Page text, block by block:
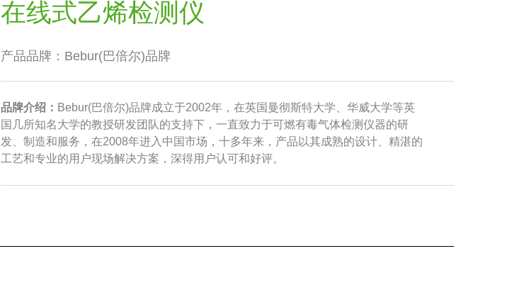
在线式乙烯检测仪
产品品牌： Bebur(巴倍尔)品牌
品牌介绍： Bebur(巴倍尔)品牌成立于2002年，在英国曼彻斯特大学、华威大学等英
国几所知名大学的教授研发团队的支持下，一直致力于可燃有毒气体检测仪器的研
发、制造和服务，在2008年进入中国市场，十多年来，产品以其成熟的设计、精湛的
工艺和专业的用户现场解决方案，深得用户认可和好评。